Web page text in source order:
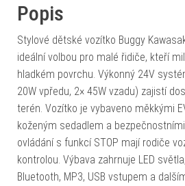
Popis
Stylové dětské vozítko Buggy
ideální volbou pro malé řidiče, kteří
hladkém povrchu. Výkonný 24V
20W vpředu, 2× 45W vzadu) zajistí
terén. Vozítko je vybaveno měkkými
koženým sedadlem a
ovládání s funkcí STOP mají rodiče
kontrolou. Výbava zahrnuje LED
Bluetooth, MP3, USB vstupem a